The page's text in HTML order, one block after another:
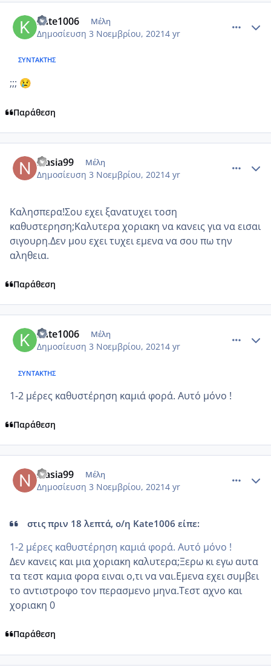
Kate1006 Μέλη
Δημοσίευση 3 Νοεμβρίου, 20214 yr
ΣΥΝΤΆΚΤΗΣ
;;; 😢
Παράθεση
Nasia99 Μέλη
Δημοσίευση 3 Νοεμβρίου, 20214 yr
Καλησπερα!Σου εχει ξανατυχει τοση
καθυστερηση;Καλυτερα χοριακη να κανεις για να εισαι
σιγουρη.Δεν μου εχει τυχει εμενα να σου πω την
αληθεια.
Παράθεση
Kate1006 Μέλη
Δημοσίευση 3 Νοεμβρίου, 20214 yr
ΣΥΝΤΆΚΤΗΣ
1-2 μέρες καθυστέρηση καμιά φορά. Αυτό μόνο !
Παράθεση
Nasia99 Μέλη
Δημοσίευση 3 Νοεμβρίου, 20214 yr
στις πριν 18 λεπτά, ο/η Kate1006 είπε:
1-2 μέρες καθυστέρηση καμιά φορά. Αυτό μόνο !
Δεν κανεις και μια χοριακη καλυτερα;Ξερω κι εγω αυτα
τα τεστ καμια φορα ειναι ο,τι να ναι.Εμενα εχει συμβει
το αντιστροφο τον περασμενο μηνα.Τεστ αχνο και
χοριακη 0
Παράθεση